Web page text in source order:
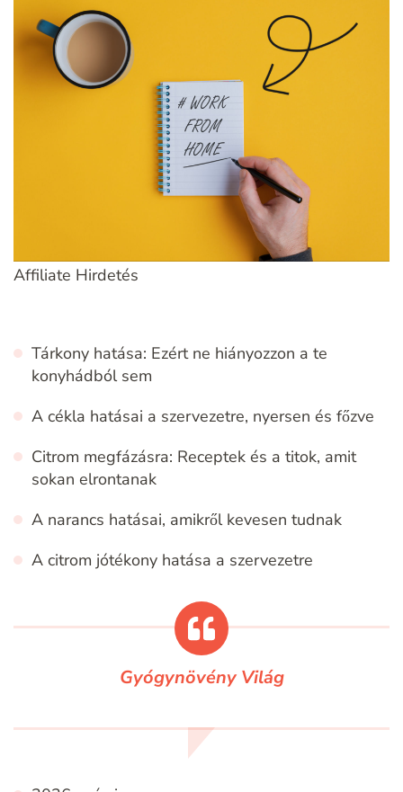
Affiliate Hirdetés
Tárkony hatása: Ezért ne hiányozzon a te
konyhádból sem
A cékla hatásai a szervezetre, nyersen és főzve
Citrom megfázásra: Receptek és a titok, amit
sokan elrontanak
A narancs hatásai, amikről kevesen tudnak
A citrom jótékony hatása a szervezetre
Gyógynövény Világ